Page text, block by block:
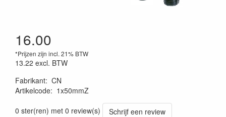
16.00
*Prijzen zijn incl. 21% BTW
13.22 excl. BTW
Fabrikant: CN
Artikelcode: 1x50mmZ
0 ster(ren) met 0 review(s)
Schrijf een review